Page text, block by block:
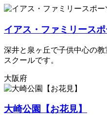
イアス・ファミリース
深井と泉ヶ丘で子供中心の
スクールです。
大阪府
大崎公園【お花見】